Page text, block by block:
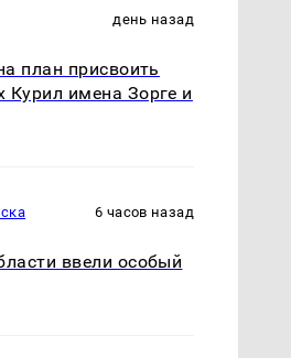
день назад
план присвоить
имена Зорге и
6 часов назад
ввели особый